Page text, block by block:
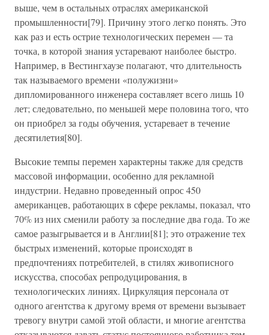
выше, чем в остальных отраслях американской
промышленности[79]. Причину этого легко понять. Это
как раз и есть острие технологических перемен — та
точка, в которой знания устаревают наиболее быстро.
Например, в Вестингхаузе полагают, что длительность
так называемого времени «полужизни»
дипломированного инженера составляет всего лишь 10
лет; следовательно, по меньшей мере половина того, что
он приобрел за годы обучения, устаревает в течение
десятилетия[80].
Высокие темпы перемен характерны также для средств
массовой информации, особенно для рекламной
индустрии. Недавно проведенный опрос 450
американцев, работающих в сфере рекламы, показал, что
70% из них сменили работу за последние два года. То же
самое разыгрывается и в Англии[81]; это отражение тех
быстрых изменений, которые происходят в
предпочтениях потребителей, в стилях живописного
искусства, способах репродуцирования, в
технологических линиях. Циркуляция персонала от
одного агентства к другому время от времени вызывает
тревогу внутри самой этой области, и многие агентства